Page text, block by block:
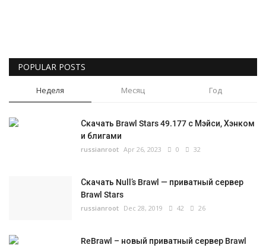
POPULAR POSTS
Неделя Месяц Год
Скачать Brawl Stars 49.177 с Мэйси, Хэнком
и блигами
russianroot Apr 26, 2023 0 32
Скачать Null’s Brawl — приватный сервер
Brawl Stars
russianroot Dec 28, 2019 42 26
ReBrawl – новый приватный сервер Brawl